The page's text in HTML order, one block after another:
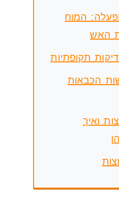
המוח
האש
תקופתיות
הכבאות
ואיך